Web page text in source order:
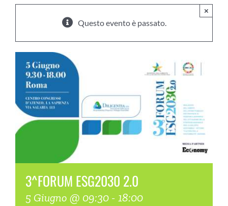
LEARN
PROGRAMS
COMMUNITY
Questo evento è passato.
×
3^FORUM ESG2030 2.0
5 Giugno @ 09:30 - 18:00